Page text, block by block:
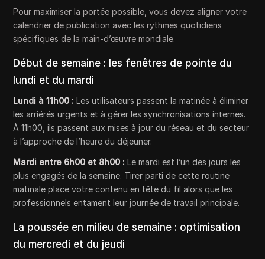
Pour maximiser la portée possible, vous devez aligner votre
calendrier de publication avec les rythmes quotidiens
spécifiques de la main-d’œuvre mondiale.
Début de semaine : les fenêtres de pointe du
lundi et du mardi
Lundi à 11h00 : Les utilisateurs passent la matinée à éliminer
les arriérés urgents et à gérer les synchronisations internes.
À 11h00, ils passent aux mises à jour du réseau et du secteur
à l’approche de l’heure du déjeuner.
Mardi entre 6h00 et 8h00 : Le mardi est l’un des jours les
plus engagés de la semaine. Tirer parti de cette routine
matinale place votre contenu en tête du fil alors que les
professionnels entament leur journée de travail principale.
La poussée en milieu de semaine : optimisation
du mercredi et du jeudi